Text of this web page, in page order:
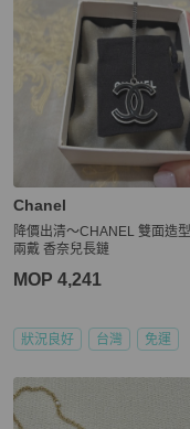
Chanel
降價出清～CHANEL 雙面造
兩戴 香奈兒長鏈
MOP 4,241
狀況良好 台灣 免運